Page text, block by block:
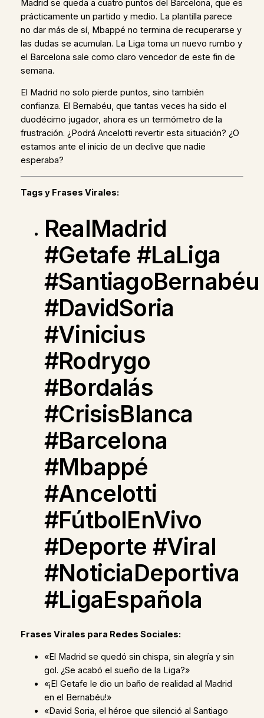
Madrid se queda a cuatro puntos del Barcelona, que es
prácticamente un partido y medio. La plantilla parece
no dar más de sí, Mbappé no termina de recuperarse y
las dudas se acumulan. La Liga toma un nuevo rumbo y
el Barcelona sale como claro vencedor de este fin de
semana.
El Madrid no solo pierde puntos, sino también
confianza. El Bernabéu, que tantas veces ha sido el
duodécimo jugador, ahora es un termómetro de la
frustración. ¿Podrá Ancelotti revertir esta situación? ¿O
estamos ante el inicio de un declive que nadie
esperaba?
Tags y Frases Virales:
RealMadrid
#Getafe #LaLiga
#SantiagoBernabéu
#DavidSoria
#Vinicius
#Rodrygo
#Bordalás
#CrisisBlanca
#Barcelona
#Mbappé
#Ancelotti
#FútbolEnVivo
#Deporte #Viral
#NoticiaDeportiva
#LigaEspañola
Frases Virales para Redes Sociales:
«El Madrid se quedó sin chispa, sin alegría y sin
gol. ¿Se acabó el sueño de la Liga?»
«¡El Getafe le dio un baño de realidad al Madrid
en el Bernabéu!»
«David Soria, el héroe que silenció al Santiago